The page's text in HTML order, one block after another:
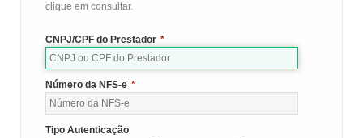
clique em consultar.
CNPJ/CPF do Prestador *
Número da NFS-e *
Tipo Autenticação